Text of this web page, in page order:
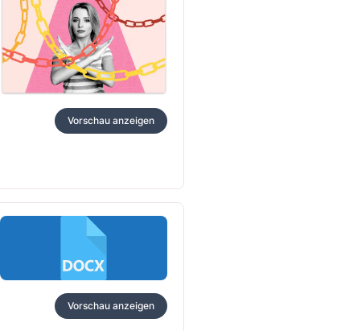
Vorschau anzeigen
Vorschau anzeigen